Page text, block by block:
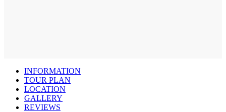
INFORMATION
TOUR PLAN
LOCATION
GALLERY
REVIEWS